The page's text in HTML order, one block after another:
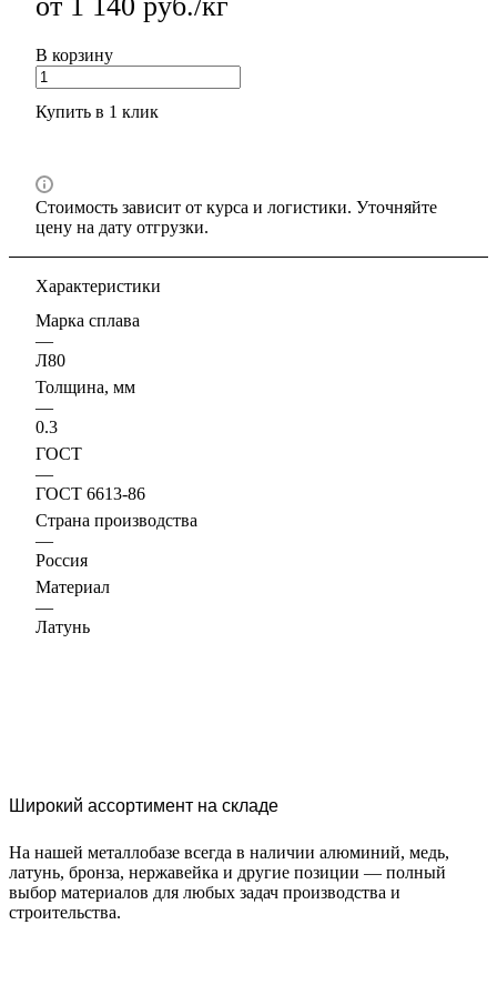
В корзину
Купить в 1 клик
Стоимость зависит от курса и логистики. Уточняйте
цену на дату отгрузки.
Характеристики
Марка сплава
—
Л80
Толщина, мм
—
0.3
ГОСТ
—
ГОСТ 6613-86
Страна производства
—
Россия
Материал
—
Латунь
Широкий ассортимент на складе
На нашей металлобазе всегда в наличии алюминий, медь,
латунь, бронза, нержавейка и другие позиции — полный
выбор материалов для любых задач производства и
строительства.